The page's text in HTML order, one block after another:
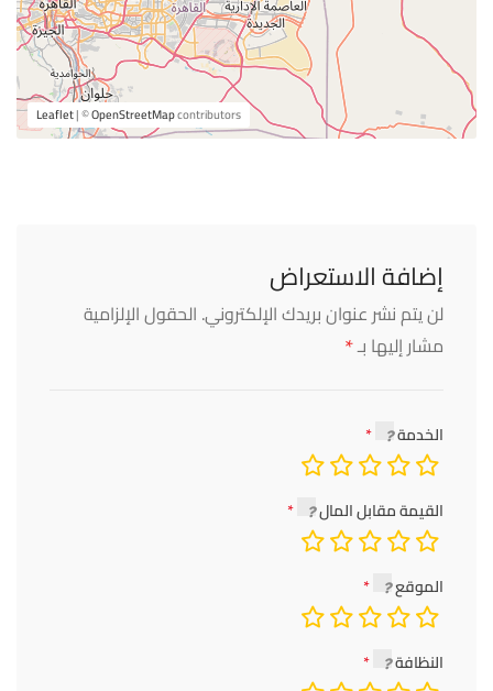
Leaflet| ©OpenStreetMapcontributors
إضافة الاستعراض
لن يتم نشر عنوان بريدك الإلكتروني. الحقول الإلزامية
مشار إليها بـ*
الخدمة
القيمة مقابل المال
الموقع
النظافة